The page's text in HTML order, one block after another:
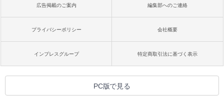
広告掲載のご案内 編集部へのご連絡
プライバシーポリシー 会社概要
インプレスグループ 特定商取引法に基づく表示
PC版で見る